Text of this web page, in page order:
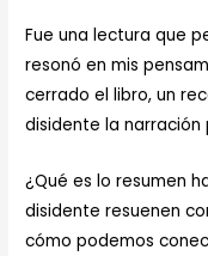
Fue una lectura que
resonó en mis
cerrado el libro, un
disidente la
¿Qué es lo resumen
disidente resuenen
cómo podemos